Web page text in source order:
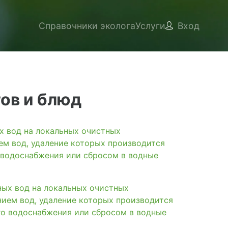
Справочники экологаУслуги Вход
и блюд
на локальных очистных
вод, удаление которых производится
или сбросом в водные
вод на локальных очистных
вод, удаление которых производится
водоснабжения или сбросом в водные